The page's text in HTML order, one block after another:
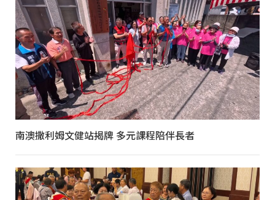
南澳撒利姆文健站揭牌 多元課程陪伴長者